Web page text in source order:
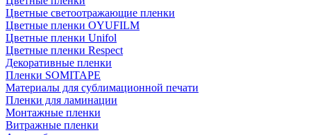
Цветные светоотражающие пленки
Цветные пленки OYUFILM
Цветные пленки Unifol
Цветные пленки Respect
Декоративные пленки
Пленки SOMITAPE
Материалы для сублимационной печати
Пленки для ламинации
Монтажные пленки
Витражные пленки